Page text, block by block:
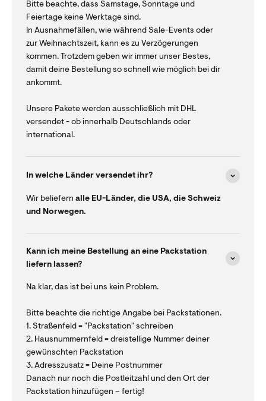
Bitte beachte, dass Samstage, Sonntage und
Feiertage keine Werktage sind.
In Ausnahmefällen, wie während Sale-Events oder
zur Weihnachtszeit, kann es zu Verzögerungen
kommen. Trotzdem geben wir immer unser Bestes,
damit deine Bestellung so schnell wie möglich bei dir
ankommt.
Unsere Pakete werden ausschließlich mit DHL
versendet - ob innerhalb Deutschlands oder
international.
In welche Länder versendet ihr?
Wir beliefern alle EU-Länder, die USA, die Schweiz
und Norwegen.
Kann ich meine Bestellung an eine Packstation
liefern lassen?
Na klar, das ist bei uns kein Problem.
Bitte beachte die richtige Angabe bei Packstationen.
1. Straßenfeld = "Packstation" schreiben
2. Hausnummernfeld = dreistellige Nummer deiner
gewünschten Packstation
3. Adresszusatz = Deine Postnummer
Danach nur noch die Postleitzahl und den Ort der
Packstation hinzufügen – fertig!